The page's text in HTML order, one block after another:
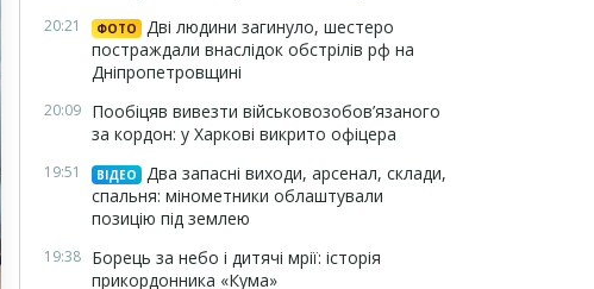
20:21 ФОТО
Дві людини загинуло, шестеро
постраждали внаслідок обстрілів рф на
Дніпропетровщині
20:09 Пообіцяв вивезти військовозобов’язаного
за кордон: у Харкові викрито офіцера
19:51 ВІДЕО
Два запасні виходи, арсенал, склади,
спальня: мінометники облаштували
позицію під землею
19:38 Борець за небо і дитячі мрії: історія
прикордонника «Кума»